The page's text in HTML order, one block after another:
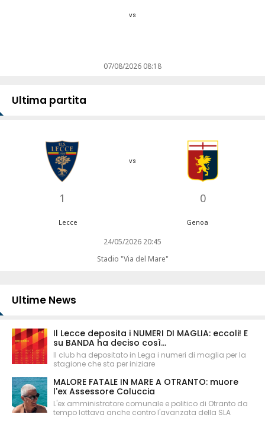
vs
07/08/2026 08:18
Ultima partita
1
vs
0
Lecce Genoa
24/05/2026 20:45
Stadio "Via del Mare"
Ultime News
Il Lecce deposita i NUMERI DI MAGLIA: eccoli! E
su BANDA ha deciso così...
Il club ha depositato in Lega i numeri di maglia per la
stagione che sta per iniziare
MALORE FATALE IN MARE A OTRANTO: muore
l'ex Assessore Coluccia
L'ex amministratore comunale e politico di Otranto da
tempo lottava anche contro l'avanzata della SLA